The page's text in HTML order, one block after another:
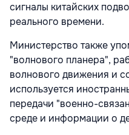
сигналы китайских
реального времени.
Министерство также
"волнового планера",
волнового движения и
используется
передачи "военно-
среде и информации о